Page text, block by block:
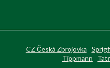
CZ Česká Zbrojovka
Tippmann